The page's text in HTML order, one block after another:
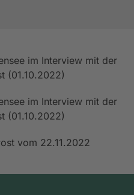
vom 22.11.2022